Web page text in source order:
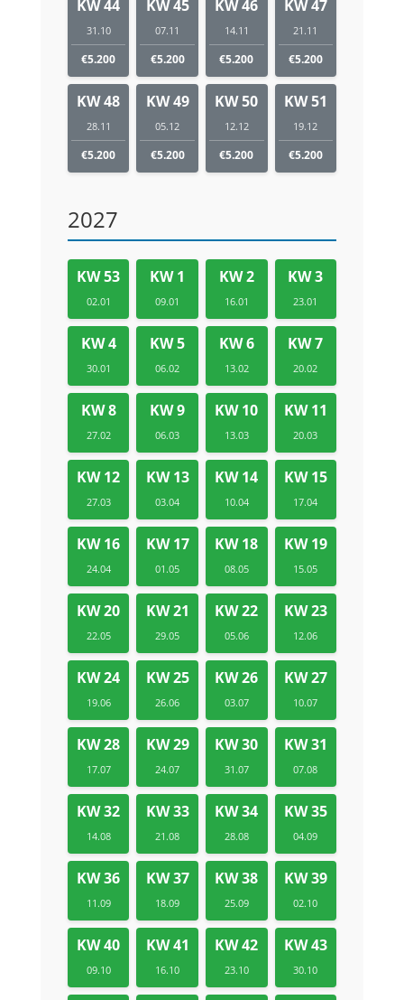
KW 44
31.10
€5.200
KW 45
07.11
€5.200
KW 46
14.11
€5.200
KW 47
21.11
€5.200
KW 48
28.11
€5.200
KW 49
05.12
€5.200
KW 50
12.12
€5.200
KW 51
19.12
€5.200
2027
KW 53
02.01
KW 1
09.01
KW 2
16.01
KW 3
23.01
KW 4
30.01
KW 5
06.02
KW 6
13.02
KW 7
20.02
KW 8
27.02
KW 9
06.03
KW 10
13.03
KW 11
20.03
KW 12
27.03
KW 13
03.04
KW 14
10.04
KW 15
17.04
KW 16
24.04
KW 17
01.05
KW 18
08.05
KW 19
15.05
KW 20
22.05
KW 21
29.05
KW 22
05.06
KW 23
12.06
KW 24
19.06
KW 25
26.06
KW 26
03.07
KW 27
10.07
KW 28
17.07
KW 29
24.07
KW 30
31.07
KW 31
07.08
KW 32
14.08
KW 33
21.08
KW 34
28.08
KW 35
04.09
KW 36
11.09
KW 37
18.09
KW 38
25.09
KW 39
02.10
KW 40
09.10
KW 41
16.10
KW 42
23.10
KW 43
30.10